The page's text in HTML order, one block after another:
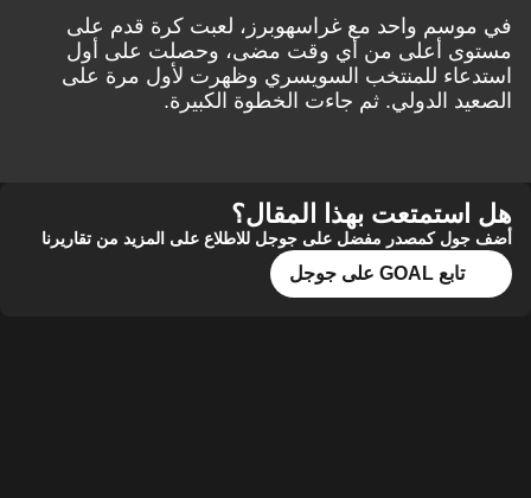
في موسم واحد مع غراسهوبرز، لعبت كرة قدم على
مستوى أعلى من أي وقت مضى، وحصلت على أول
استدعاء للمنتخب السويسري وظهرت لأول مرة على
الصعيد الدولي. ثم جاءت الخطوة الكبيرة.
هل استمتعت بهذا المقال؟
أضف جول كمصدر مفضل على جوجل للاطلاع على المزيد من تقاريرنا
تابع GOAL على جوجل